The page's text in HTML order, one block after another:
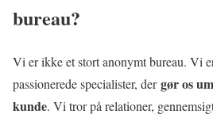
bureau?
Vi er ikke et stort anonymt bureau. Vi
passionerede specialister, dergør os
kunde. Vi tror på relationer,